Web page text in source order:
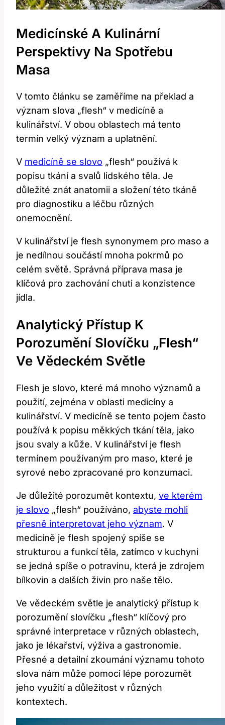
Medicínské A Kulinární
Perspektivy Na Spotřebu
Masa
V tomto článku se zaměříme na překlad a
význam slova „flesh“ v medicíně a
kulinářství. V obou oblastech má tento
termín velký význam a uplatnění.
V medicíně se slovo „flesh“ používá k
popisu tkání a svalů lidského těla. Je
důležité znát anatomii a složení této tkáně
pro diagnostiku a léčbu různých
onemocnění.
V kulinářství je flesh synonymem pro maso a
je nedílnou součástí mnoha pokrmů po
celém světě. Správná příprava masa je
klíčová pro zachování chuti a konzistence
jídla.
Analytický Přístup K
Porozumění Slovíčku „flesh“
Ve Vědeckém Světle
Flesh je slovo, které má mnoho významů a
použití, zejména v oblasti medicíny a
kulinářství. V medicíně se tento pojem často
používá k popisu měkkých tkání těla, jako
jsou svaly a kůže. V kulinářství je flesh
termínem používaným pro maso, které je
syrové nebo zpracované pro konzumaci.
Je důležité porozumět kontextu, ve kterém
je slovo „flesh“ používáno, abyste mohli
přesně interpretovat jeho význam. V
medicíně je flesh spojený spíše se
strukturou a funkcí těla, zatímco v kuchyni
se jedná spíše o potravinu, která je zdrojem
bílkovin a dalších živin pro naše tělo.
Ve vědeckém světle je analytický přístup k
porozumění slovíčku „flesh“ klíčový pro
správné interpretace v různých oblastech,
jako je lékařství, výživa a gastronomie.
Přesné a detailní zkoumání významu tohoto
slova nám může pomoci lépe porozumět
jeho využití a důležitost v různých
kontextech.